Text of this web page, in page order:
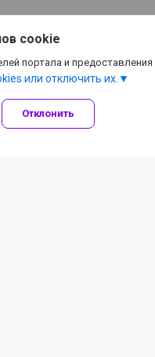
cookie
портала и
или отключить их.
Отклонить